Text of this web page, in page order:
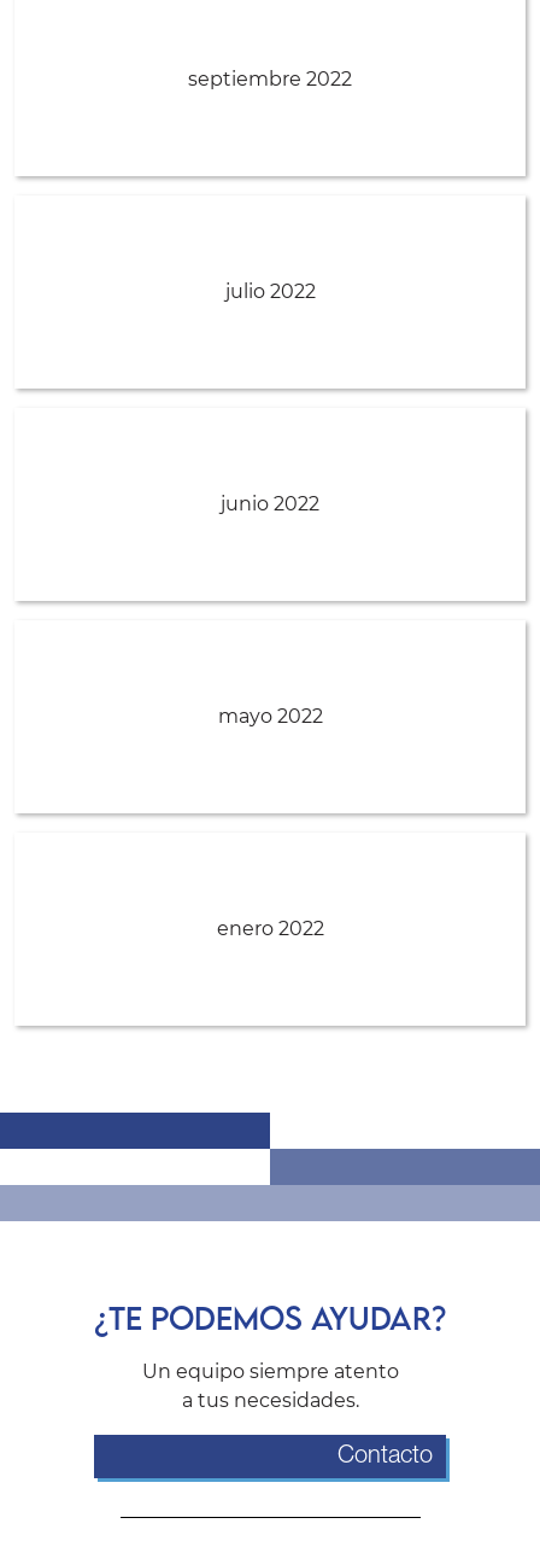
septiembre 2022
julio 2022
junio 2022
mayo 2022
enero 2022
¿TE PODEMOS AYUDAR?
Un equipo siempre atento
a tus necesidades.
Contacto